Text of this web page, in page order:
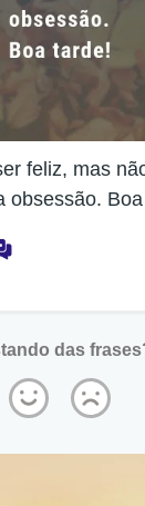
feliz, mas
obsessão.
das